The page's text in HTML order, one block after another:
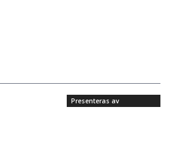
Presenteras av